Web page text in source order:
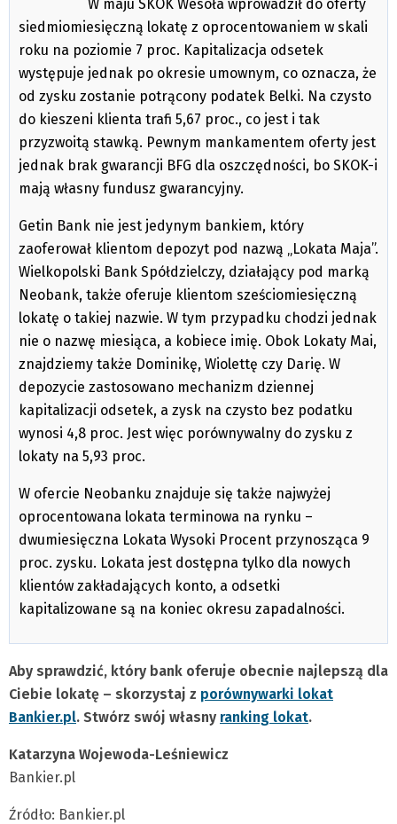
W maju SKOK Wesoła wprowadził do oferty
siedmiomiesięczną lokatę z oprocentowaniem w skali
roku na poziomie 7 proc. Kapitalizacja odsetek
występuje jednak po okresie umownym, co oznacza, że
od zysku zostanie potrącony podatek Belki. Na czysto
do kieszeni klienta trafi 5,67 proc., co jest i tak
przyzwoitą stawką. Pewnym mankamentem oferty jest
jednak brak gwarancji BFG dla oszczędności, bo SKOK-i
mają własny fundusz gwarancyjny.
Getin Bank nie jest jedynym bankiem, który
zaoferował klientom depozyt pod nazwą „Lokata Maja”.
Wielkopolski Bank Spółdzielczy, działający pod marką
Neobank, także oferuje klientom sześciomiesięczną
lokatę o takiej nazwie. W tym przypadku chodzi jednak
nie o nazwę miesiąca, a kobiece imię. Obok Lokaty Mai,
znajdziemy także Dominikę, Wiolettę czy Darię. W
depozycie zastosowano mechanizm dziennej
kapitalizacji odsetek, a zysk na czysto bez podatku
wynosi 4,8 proc. Jest więc porównywalny do zysku z
lokaty na 5,93 proc.
W ofercie Neobanku znajduje się także najwyżej
oprocentowana lokata terminowa na rynku –
dwumiesięczna Lokata Wysoki Procent przynosząca 9
proc. zysku. Lokata jest dostępna tylko dla nowych
klientów zakładających konto, a odsetki
kapitalizowane są na koniec okresu zapadalności.
Aby sprawdzić, który bank oferuje obecnie najlepszą dla
Ciebie lokatę – skorzystaj z porównywarki lokat
Bankier.pl. Stwórz swój własny ranking lokat.
Katarzyna Wojewoda-Leśniewicz
Bankier.pl
Źródło: Bankier.pl